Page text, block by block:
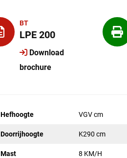
BT
LPE 200
Download
brochure
Hefhoogte VGV cm
Doorrijhoogte K290 cm
Mast 8 KM/H